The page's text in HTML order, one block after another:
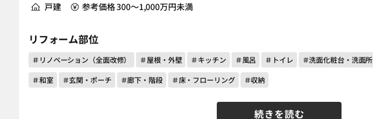
続きを読む
戸建 参考価格 300～1,000万円未満
リフォーム部位
＃リノベーション（全面改修） ＃屋根・外壁 ＃キッチン ＃風呂 ＃トイレ ＃洗面化粧台・洗面所
＃和室
＃玄関・ポーチ ＃廊下・階段 ＃床・フローリング ＃収納